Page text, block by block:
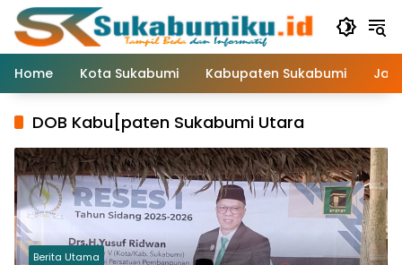
Langsung
konten
Home
Kota Sukabumi Kabupaten Sukabumi
DOB Kabu[paten Sukabumi Utara
Berita Utama